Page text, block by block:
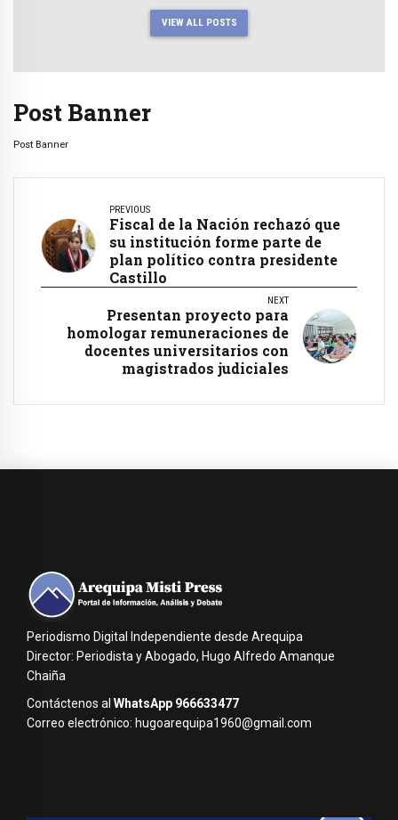
VIEW ALL POSTS
Post Banner
Post Banner
PREVIOUS
Fiscal de la Nación rechazó que
su institución forme parte de
plan político contra presidente
Castillo
NEXT
Presentan proyecto para
homologar remuneraciones de
docentes universitarios con
magistrados judiciales
Periodismo Digital Independiente desde Arequipa
Director: Periodista y Abogado, Hugo Alfredo Amanque
Chaiña
Contáctenos al WhatsApp 966633477
Correo electrónico: hugoarequipa1960@gmail.com